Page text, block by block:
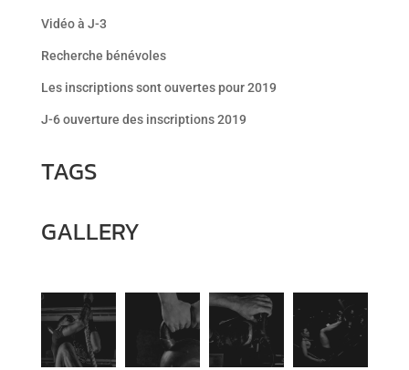
Vidéo à J-3
Recherche bénévoles
Les inscriptions sont ouvertes pour 2019
J-6 ouverture des inscriptions 2019
TAGS
GALLERY